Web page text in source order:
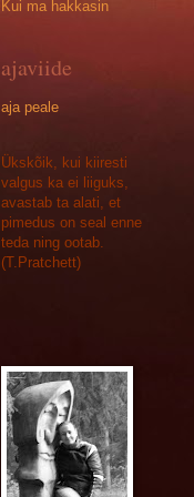
Kui ma hakkasin
ajaviide
aja peale
Ükskõik, kui kiiresti
valgus ka ei liiguks,
avastab ta alati, et
pimedus on seal enne
teda ning ootab.
(T.Pratchett)